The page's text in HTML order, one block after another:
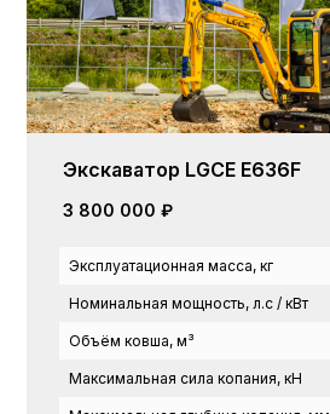
Экскаватор LGCE E636F
3 800 000 ₽
Эксплуатационная масса, кг
Номинальная мощность, л.с / кВт
Объём ковша, м³
Максимальная сила копания, кН